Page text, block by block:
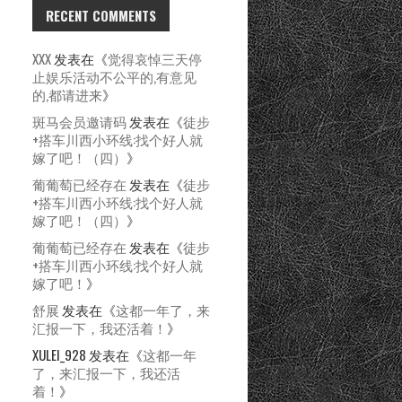
RECENT COMMENTS
XXX发表在《觉得哀悼三天停
止娱乐活动不公平的,有意见
的,都请进来》
斑马会员邀请码发表在《徒步
+搭车川西小环线:找个好人就
嫁了吧！（四） 》
葡葡萄已经存在 发表在《徒步
+搭车川西小环线:找个好人就
嫁了吧！（四） 》
葡葡萄已经存在 发表在《徒步
+搭车川西小环线:找个好人就
嫁了吧！ 》
舒展 发表在《这都一年了，来
汇报一下，我还活着！ 》
XULEI_928 发表在《这都一年
了，来汇报一下，我还活
着！ 》